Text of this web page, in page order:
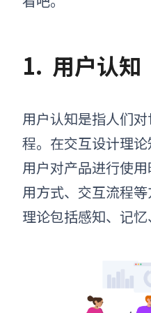
1. 用户认知
用户认知是指人们
程。在交互设计理
用户对产品进行使
用方式、交互流程
理论包括感知、记忆